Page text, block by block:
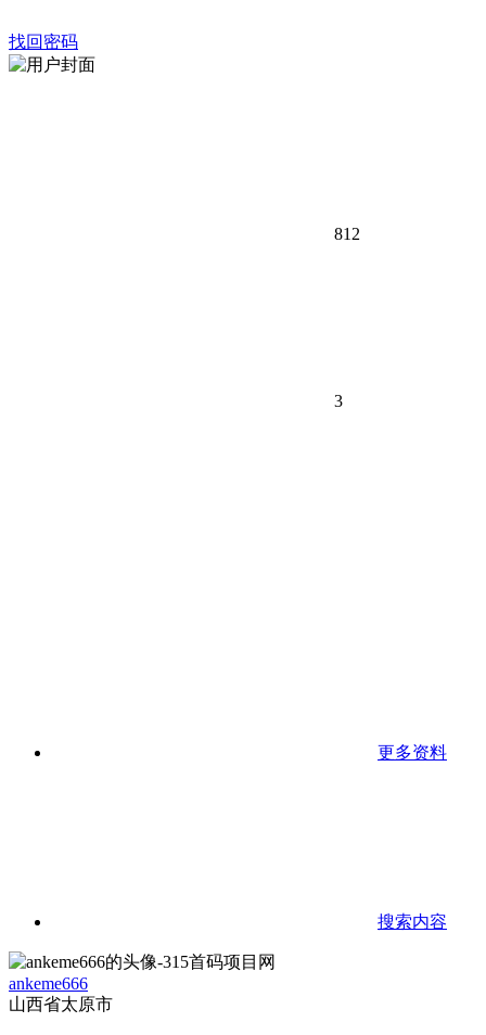
找回密码
812
3
更多资料
搜索内容
ankeme666
山西省太原市